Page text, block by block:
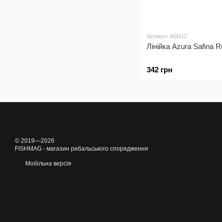
Артикул: ASR12
Лінійка Azura Safina
342 грн
© 2019—2026
FISHMAG - магазин рибальського спорядження
Мобільна версія